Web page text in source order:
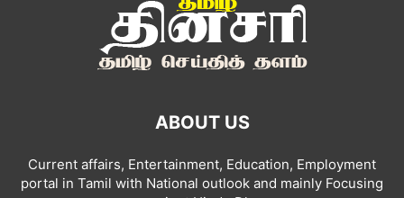
ABOUT US
Current affairs, Entertainment, Education, Employment
portal in Tamil with National outlook and mainly Focusing